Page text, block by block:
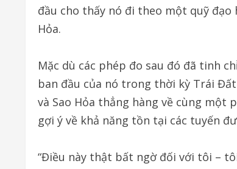
đầu cho thấy nó đi theo một quỹ đạo
Hỏa.
Mặc dù các phép đo sau đó đã tinh
ban đầu của nó trong thời kỳ Trái
và Sao Hỏa thẳng hàng về cùng một
gợi ý về khả năng tồn tại các tuyến
“Điều này thật bất ngờ đối với tôi –